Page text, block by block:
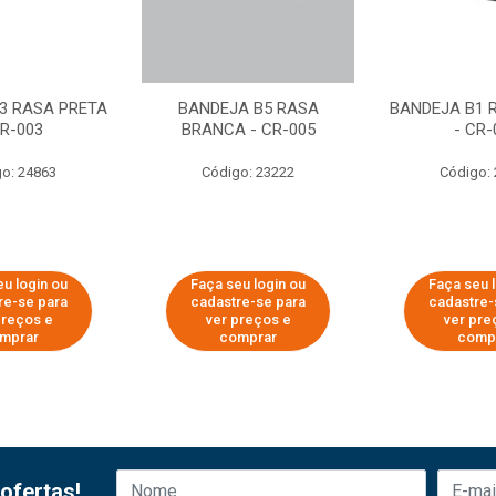
RASA PRETA
003
24863
login ou
se para
e
BANDEJA B5 RASA
BRANCA - CR-005
Código: 23222
Faça seu login ou
cadastre-se para
ver preços e
comprar
BANDEJA B1
- CR-
Código:
Faça seu
ver